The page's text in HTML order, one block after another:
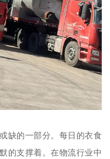
缺的一部分。每日的衣食
的支撑着。在物流行业中